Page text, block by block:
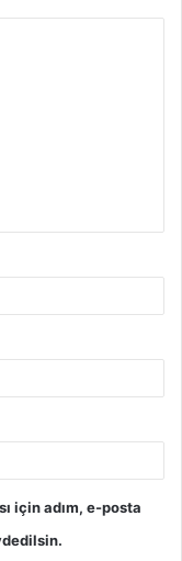
için adım, e-posta